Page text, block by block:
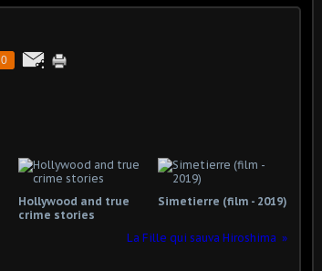
0
Hollywood and true
crime stories
Simetierre (film - 2019)
La Fille qui sauva Hiroshima